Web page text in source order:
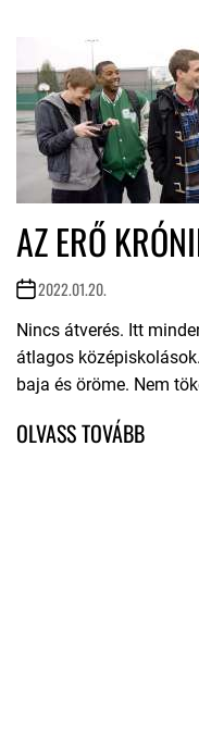
AZ ERŐ
2022.01.20.
Nincs átverés. Itt
átlagos
baja és öröme. Nem